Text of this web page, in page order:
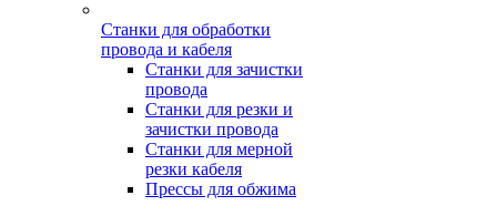
Станки для обработки
провода и кабеля
Станки для зачистки
провода
Станки для резки и
зачистки провода
Станки для мерной
резки кабеля
Прессы для обжима